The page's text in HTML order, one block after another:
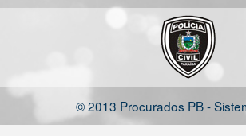
© 2013 Procurados PB -